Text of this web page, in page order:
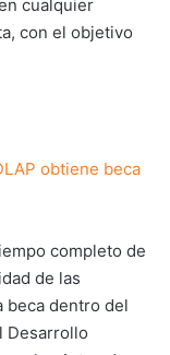
cualquier
con el objetivo
obtiene beca
completo de
de las
beca dentro del
Desarrollo